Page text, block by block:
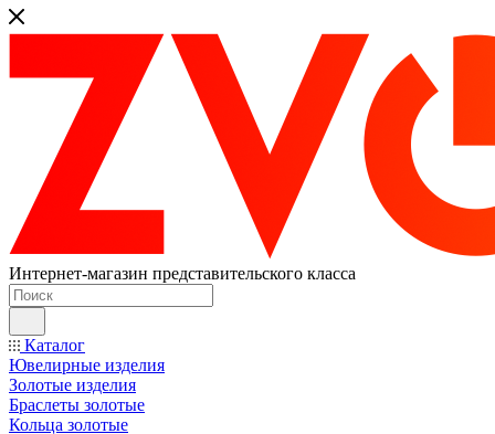
Интернет-магазин представительского класса
Каталог
Ювелирные изделия
Золотые изделия
Браслеты золотые
Кольца золотые